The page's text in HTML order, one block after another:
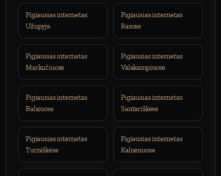
Pigiausias internetas
Užupyje
Pigiausias internetas
Rasose
Pigiausias internetas
Markučiuose
Pigiausias internetas
Valakampiuose
Pigiausias internetas
Balsiuose
Pigiausias internetas
Santariškėse
Pigiausias internetas
Turniškėse
Pigiausias internetas
Kalnėnuose